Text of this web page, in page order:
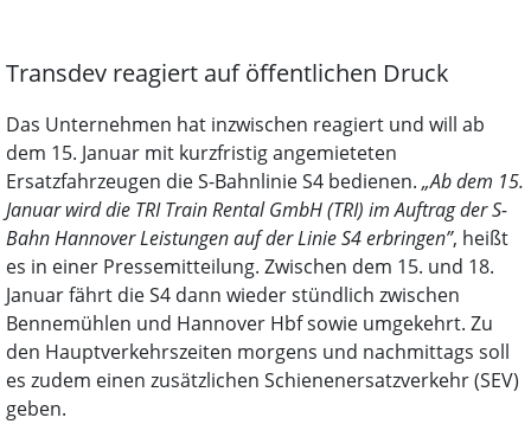
Transdev reagiert auf öffentlichen Druck
Das Unternehmen hat inzwischen reagiert und will ab
dem 15. Januar mit kurzfristig angemieteten
Ersatzfahrzeugen die S-Bahnlinie S4 bedienen. „Ab dem 15.
Januar wird die TRI Train Rental GmbH (TRI) im Auftrag der S-
Bahn Hannover Leistungen auf der Linie S4 erbringen”, heißt
es in einer Pressemitteilung. Zwischen dem 15. und 18.
Januar fährt die S4 dann wieder stündlich zwischen
Bennemühlen und Hannover Hbf sowie umgekehrt. Zu
den Hauptverkehrszeiten morgens und nachmittags soll
es zudem einen zusätzlichen Schienenersatzverkehr (SEV)
geben.